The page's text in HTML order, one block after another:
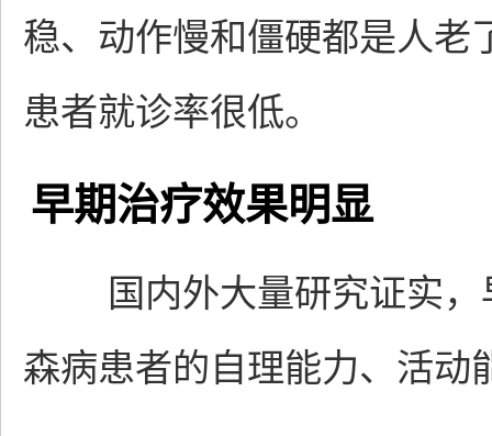
稳、动作慢和僵硬都是人老
患者就诊率很低。
早期治疗效果明显
国内外大量研究证实，
森病患者的自理能力、活动